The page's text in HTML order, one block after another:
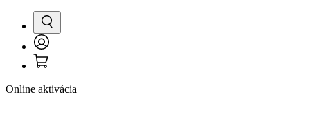
Prihlásenie
Registrácia
Košík
Online aktivácia